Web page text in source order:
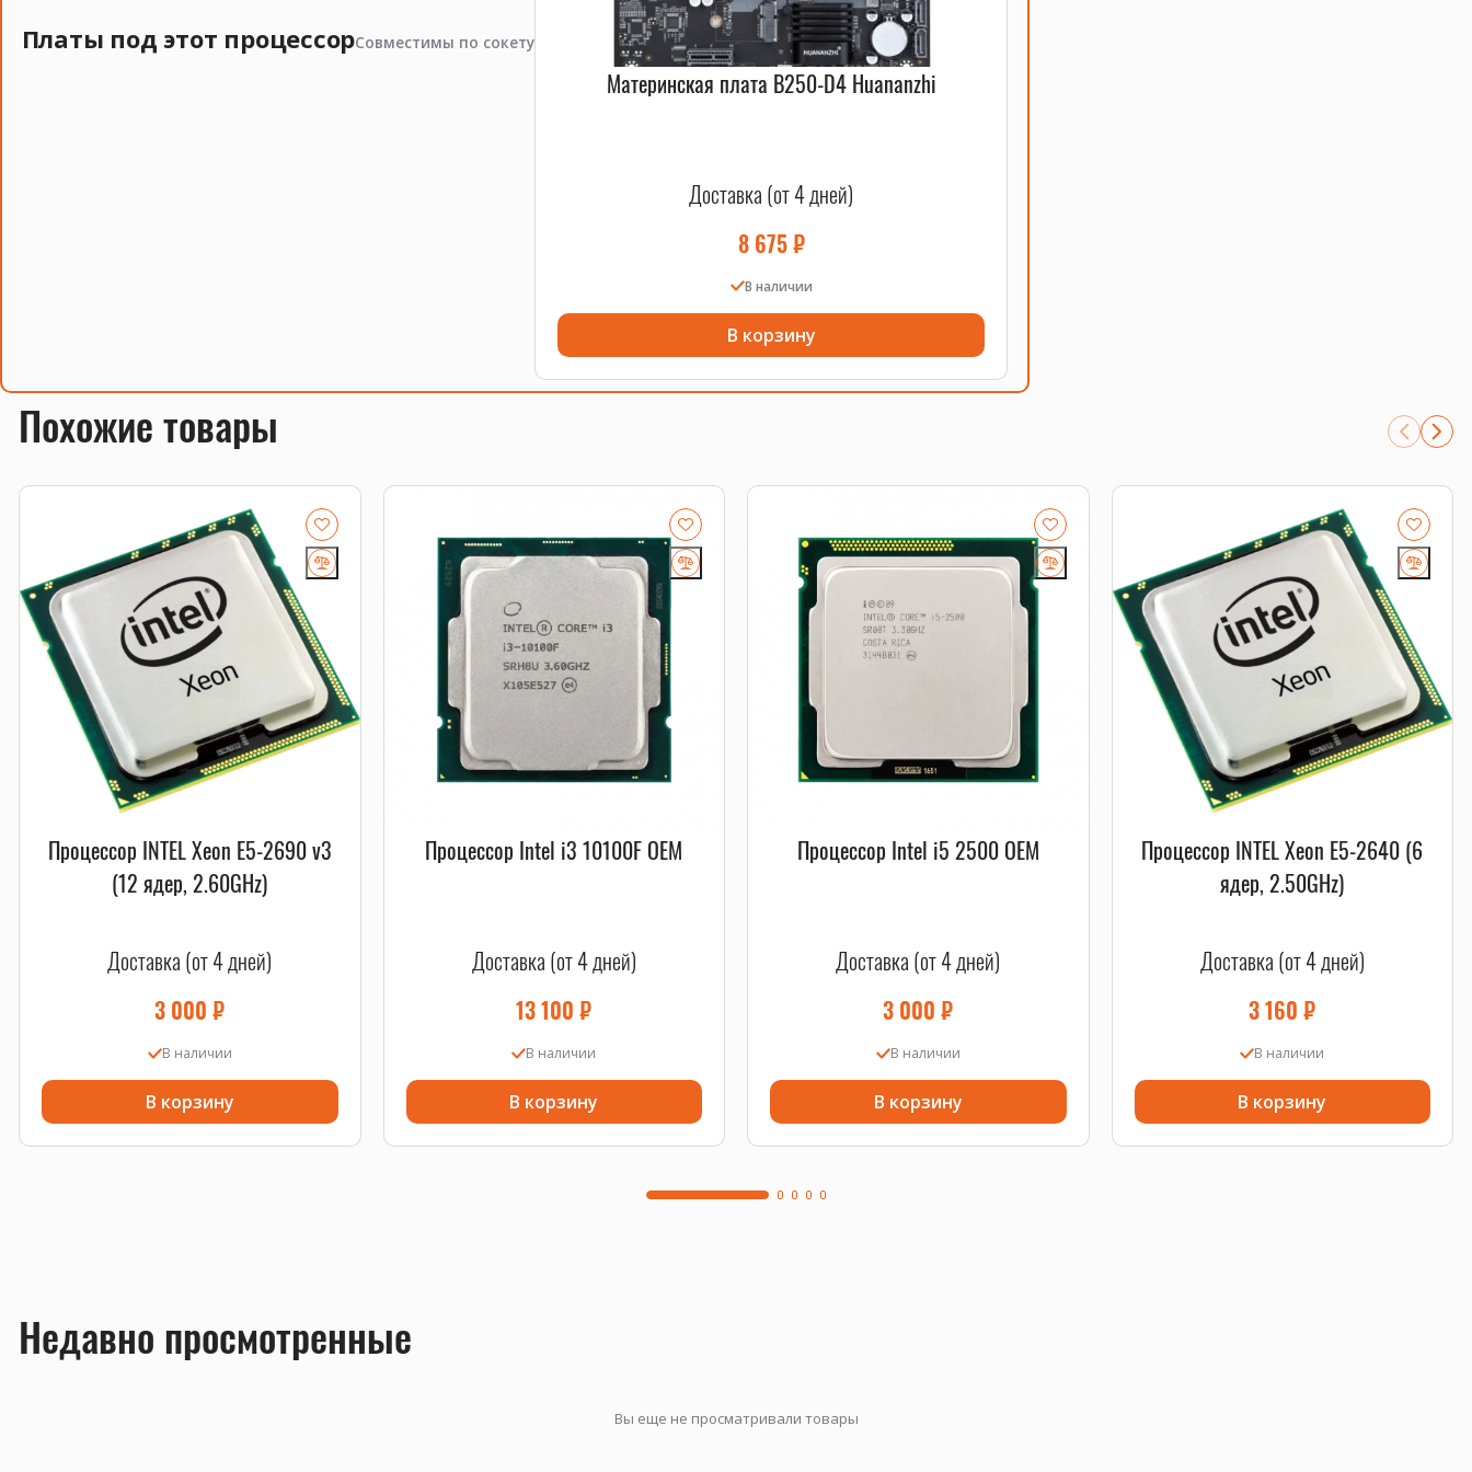
Платы под этот процессорСовместимы по сокету
Материнская плата B250-D4 Huananzhi
Доставка (от 4 дней)
8 675₽
В наличии
В корзину
Похожие товары
Процессор INTEL Xeon E5-2690 v3
(12 ядер, 2.60GHz)
Доставка (от 4 дней)
3 000₽
В наличии
В корзину
Процессор Intel i3 10100F OEM
Доставка (от 4 дней)
13 100₽
В наличии
В корзину
Процессор Intel i5 2500 OEM
Доставка (от 4 дней)
3 000₽
В наличии
В корзину
Процессор INTEL Xeon E5-2640 (6
ядер, 2.50GHz)
Доставка (от 4 дней)
3 160₽
В наличии
В корзину
Недавно просмотренные
Вы еще не просматривали товары